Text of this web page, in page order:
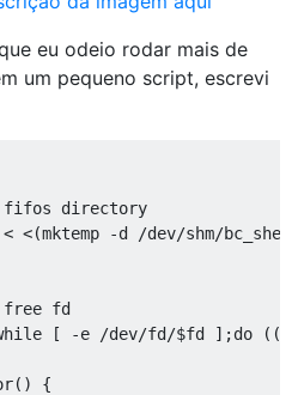
eu odeio rodar mais de
um pequeno script, escrevi
fifos directory
< <(mktemp -d /dev/shm/
fd
[ -e /dev/fd /$fd ];do ((
()
{